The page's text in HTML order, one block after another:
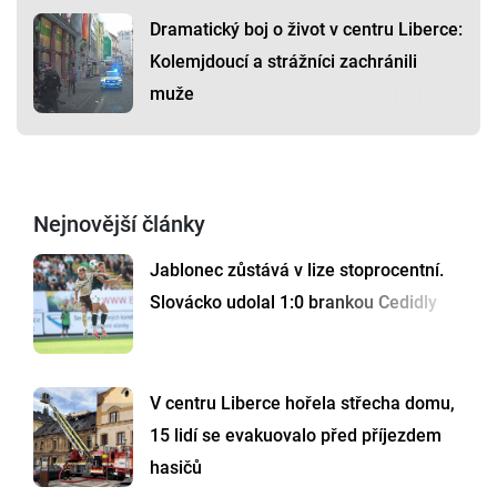
Dramatický boj o život v centru Liberce:
Kolemjdoucí a strážníci zachránili
muže
Nejnovější články
Jablonec zůstává v lize stoprocentní.
Slovácko udolal 1:0 brankou Cedidly
V centru Liberce hořela střecha domu,
15 lidí se evakuovalo před příjezdem
hasičů